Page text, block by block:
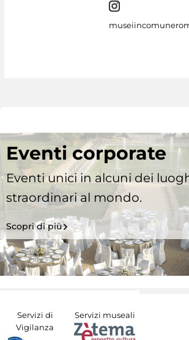
Eventi corporate
Eventi unici in alcuni dei
straordinari al mondo.
Scopri di più
Servizi di
Vigilanza
Servizi museali